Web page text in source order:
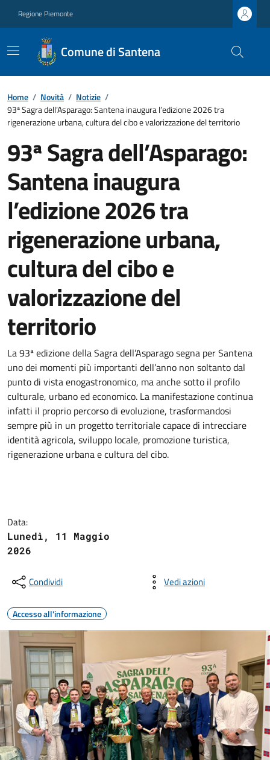
Regione Piemonte
Comune di Santena
Home / Novità / Notizie /
93ª Sagra dell’Asparago: Santena inaugura l’edizione 2026 tra
rigenerazione urbana, cultura del cibo e valorizzazione del territorio
93ª Sagra dell’Asparago:
Santena inaugura
l’edizione 2026 tra
rigenerazione urbana,
cultura del cibo e
valorizzazione del
territorio
La 93ª edizione della Sagra dell’Asparago segna per Santena
uno dei momenti più importanti dell’anno non soltanto dal
punto di vista enogastronomico, ma anche sotto il profilo
culturale, urbano ed economico. La manifestazione continua
infatti il proprio percorso di evoluzione, trasformandosi
sempre più in un progetto territoriale capace di intrecciare
identità agricola, sviluppo locale, promozione turistica,
rigenerazione urbana e cultura del cibo.
Data:
Lunedì, 11 Maggio
2026
Condividi Vedi azioni
Accesso all'informazione